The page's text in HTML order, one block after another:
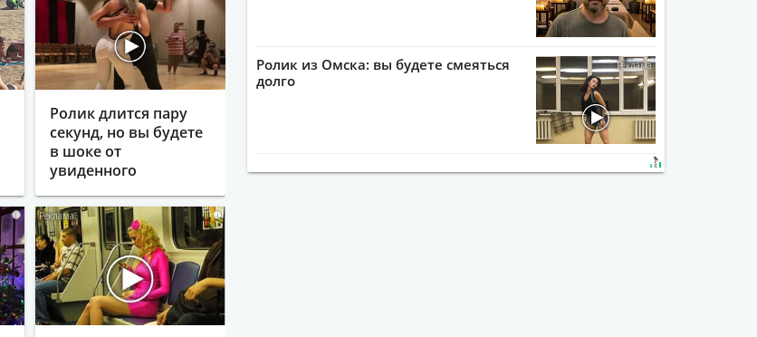
Ролик длится пару
секунд, но вы будете
в шоке от
увиденного
i i
Ролик из Омска: вы будете смеяться
долго